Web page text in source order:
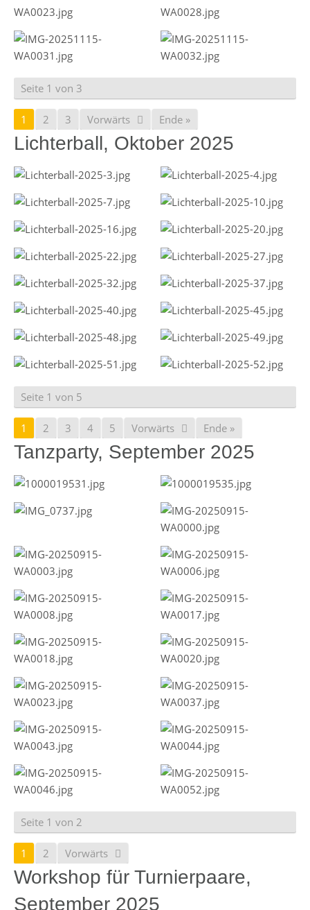
Seite 1 von 3
1 2 3 Vorwärts Ende »
Lichterball, Oktober 2025
Seite 1 von 5
1 2 3 4 5 Vorwärts Ende »
Tanzparty, September 2025
Seite 1 von 2
1 2 Vorwärts
Workshop für Turnierpaare,
September 2025